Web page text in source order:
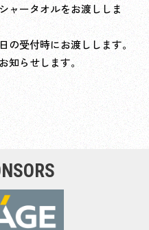
ャータオルをお渡ししま
受付時にお渡しします。
らせします。